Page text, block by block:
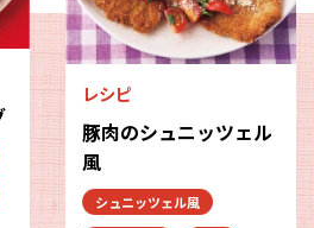
レシピ
豚肉のシュニッツェル
風
シュニッツェル風